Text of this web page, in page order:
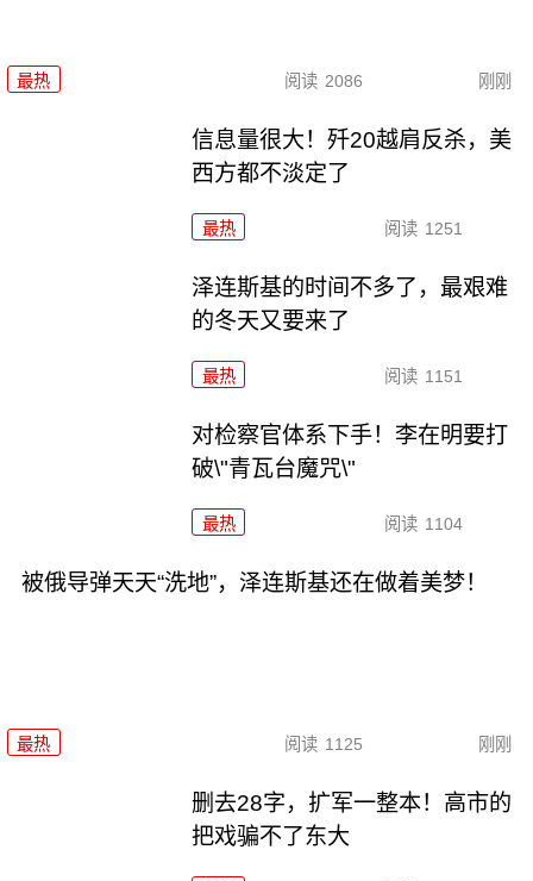
最热 阅读 2086 刚刚
信息量很大！歼20越肩反杀，美
西方都不淡定了
最热 阅读 1251
泽连斯基的时间不多了，最艰难
的冬天又要来了
最热 阅读 1151
对检察官体系下手！李在明要打
破\"青瓦台魔咒\"
最热 阅读 1104
被俄导弹天天“洗地”，泽连斯基还在做着美梦！
最热 阅读 1125 刚刚
删去28字，扩军一整本！高市的
把戏骗不了东大